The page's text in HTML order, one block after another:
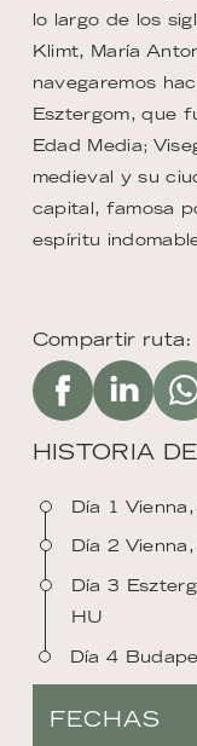
Compartir ruta:
HISTORIA
Día 1 Vienna,
Día 2 Vienna,
Día 3
HU
Día 4
lo largo de los
Klimt, María
navegaremos
Esztergom, que
Edad Media;
medieval y su
capital, famosa
espíritu
FECHAS